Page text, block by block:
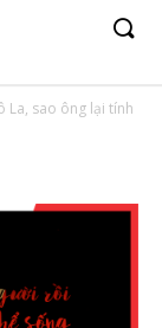
La, sao ông lại tính